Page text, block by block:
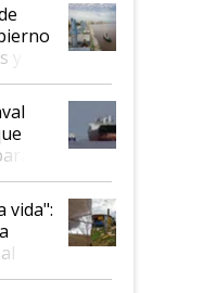
y
vida":